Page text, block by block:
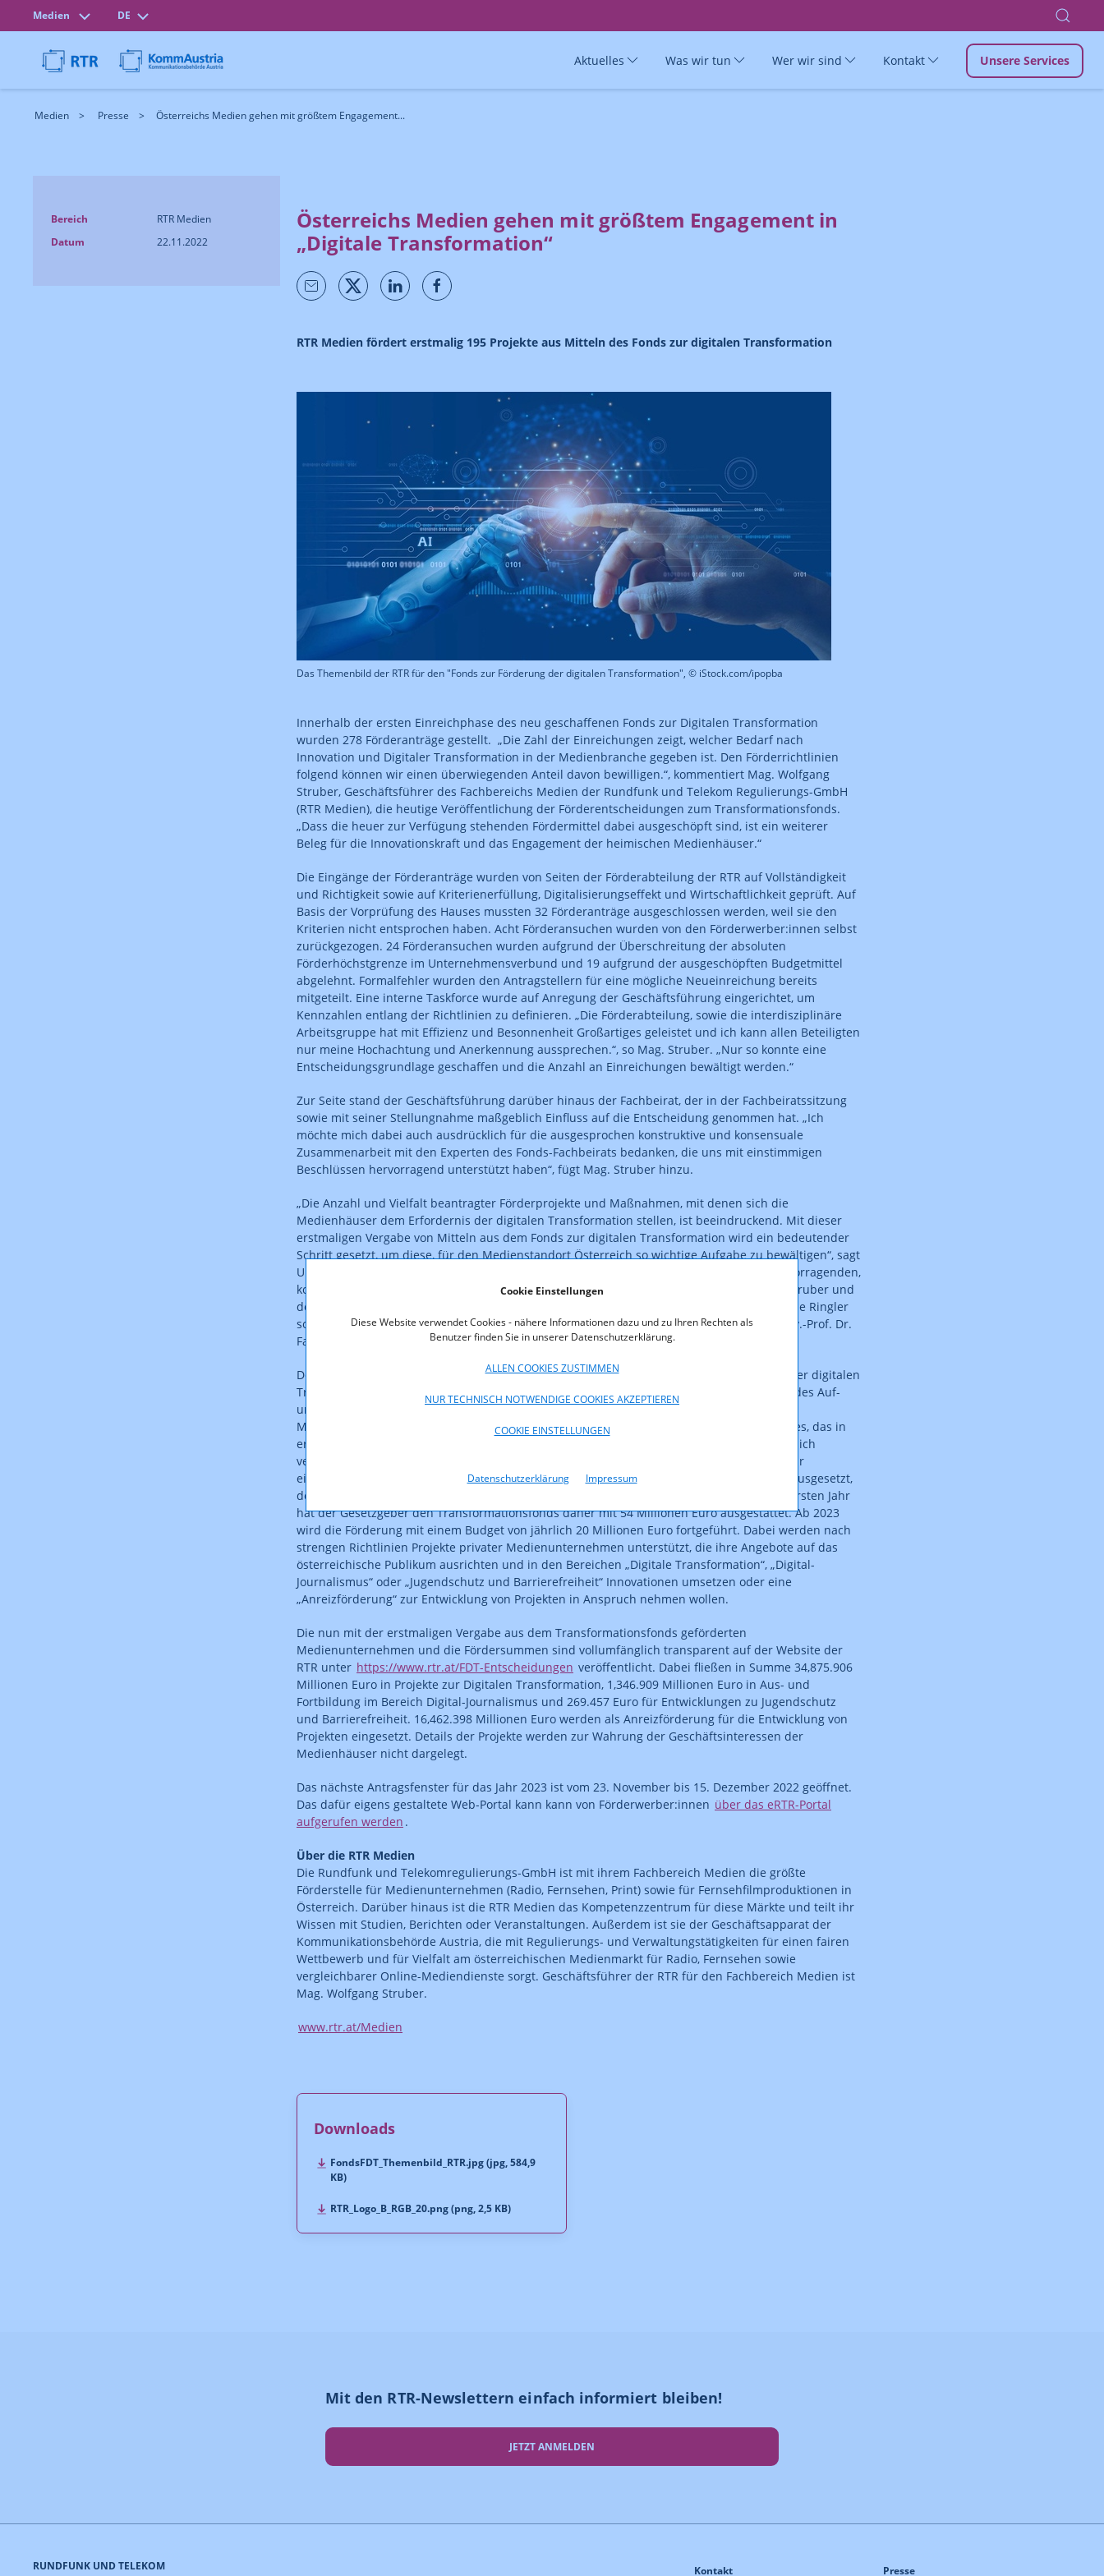
Cookie Einstellungen
Diese Website verwendet Cookies - nähere Informationen dazu und zu Ihren Rechten als
Benutzer finden Sie in unserer Datenschutzerklärung.
ALLEN COOKIES ZUSTIMMEN
NUR TECHNISCH NOTWENDIGE COOKIES AKZEPTIEREN
COOKIE EINSTELLUNGEN
Datenschutzerklärung Impressum
Medien DE
Aktuelles Was wir tun Wer wir sind Kontakt Unsere Services
Medien Presse Österreichs Medien gehen mit größtem Engagement...
Bereich
RTR Medien
Datum
22.11.2022
Österreichs Medien gehen mit größtem Engagement in
„Digitale Transformation“
RTR Medien fördert erstmalig 195 Projekte aus Mitteln des Fonds zur digitalen Transformation
Das Themenbild der RTR für den "Fonds zur Förderung der digitalen Transformation", © iStock.com/ipopba
Innerhalb der ersten Einreichphase des neu geschaffenen Fonds zur Digitalen Transformation
wurden 278 Förderanträge gestellt. „Die Zahl der Einreichungen zeigt, welcher Bedarf nach
Innovation und Digitaler Transformation in der Medienbranche gegeben ist. Den Förderrichtlinien
folgend können wir einen überwiegenden Anteil davon bewilligen.“, kommentiert Mag. Wolfgang
Struber, Geschäftsführer des Fachbereichs Medien der Rundfunk und Telekom Regulierungs-GmbH
(RTR Medien), die heutige Veröffentlichung der Förderentscheidungen zum Transformationsfonds.
„Dass die heuer zur Verfügung stehenden Fördermittel dabei ausgeschöpft sind, ist ein weiterer
Beleg für die Innovationskraft und das Engagement der heimischen Medienhäuser.“
Die Eingänge der Förderanträge wurden von Seiten der Förderabteilung der RTR auf Vollständigkeit
und Richtigkeit sowie auf Kriterienerfüllung, Digitalisierungseffekt und Wirtschaftlichkeit geprüft. Auf
Basis der Vorprüfung des Hauses mussten 32 Förderanträge ausgeschlossen werden, weil sie den
Kriterien nicht entsprochen haben. Acht Förderansuchen wurden von den Förderwerber:innen selbst
zurückgezogen. 24 Förderansuchen wurden aufgrund der Überschreitung der absoluten
Förderhöchstgrenze im Unternehmensverbund und 19 aufgrund der ausgeschöpften Budgetmittel
abgelehnt. Formalfehler wurden den Antragstellern für eine mögliche Neueinreichung bereits
mitgeteilt. Eine interne Taskforce wurde auf Anregung der Geschäftsführung eingerichtet, um
Kennzahlen entlang der Richtlinien zu definieren. „Die Förderabteilung, sowie die interdisziplinäre
Arbeitsgruppe hat mit Effizienz und Besonnenheit Großartiges geleistet und ich kann allen Beteiligten
nur meine Hochachtung und Anerkennung aussprechen.“, so Mag. Struber. „Nur so konnte eine
Entscheidungsgrundlage geschaffen und die Anzahl an Einreichungen bewältigt werden.“
Zur Seite stand der Geschäftsführung darüber hinaus der Fachbeirat, der in der Fachbeiratssitzung
sowie mit seiner Stellungnahme maßgeblich Einfluss auf die Entscheidung genommen hat. „Ich
möchte mich dabei auch ausdrücklich für die ausgesprochen konstruktive und konsensuale
Zusammenarbeit mit den Experten des Fonds-Fachbeirats bedanken, die uns mit einstimmigen
Beschlüssen hervorragend unterstützt haben“, fügt Mag. Struber hinzu.
„Die Anzahl und Vielfalt beantragter Förderprojekte und Maßnahmen, mit denen sich die
Medienhäuser dem Erfordernis der digitalen Transformation stellen, ist beeindruckend. Mit dieser
erstmaligen Vergabe von Mitteln aus dem Fonds zur digitalen Transformation wird ein bedeutender
Schritt gesetzt, um diese, für den Medienstandort Österreich so wichtige Aufgabe zu bewältigen“, sagt
Univ.-Prof. Dr. Markus Fallenböck, Vorsitzender des Fachbeirates. „Mein Dank gilt der hervorragenden,
konstruktiven Zusammenarbeit zwischen dem Team der RTR Medien um Mag. Wolfgang Struber und
den Mitgliedern des Fachbeirats, namentlich der stellvertretenden Vorsitzenden Mag. Marie Ringler
sowie den Beiräten Mag. Amra Ducic, Mag. Helmut Peissl und Mag. Michael Ulrich“, so Univ.-Prof. Dr.
Fallenböck weiter.
Der am 14. April 2022 gesetzlich bei der RTR Medien eingerichtete „Fonds zur Förderung der digitalen
Transformation“ stellt dem österreichischen Medienmarkt staatliche Mittel zur Förderung des Auf-
und Ausbaus des digitalen Angebots und damit zum Erhalt der heimischen Medien- und
Meinungsvielfalt zur Verfügung. Vor dem Hintergrund eines globalen Wettbewerbsumfeldes, das in
erheblichem Maß Wertschöpfung aus dem österreichischen Medienmarkt abzieht, einem sich
verändernden Mediennutzungsverhalten durch die Konsument:innen und der sich spürbar
eintrübenden Konjunkturlage insgesamt, ist die Medienbranche einem Innovationsdruck ausgesetzt,
der im gebotenen Zeitrahmen nicht allein aus dem Markt refinanzierbar ist. Im heurigen ersten Jahr
hat der Gesetzgeber den Transformationsfonds daher mit 54 Millionen Euro ausgestattet. Ab 2023
wird die Förderung mit einem Budget von jährlich 20 Millionen Euro fortgeführt. Dabei werden nach
strengen Richtlinien Projekte privater Medienunternehmen unterstützt, die ihre Angebote auf das
österreichische Publikum ausrichten und in den Bereichen „Digitale Transformation“, „Digital-
Journalismus“ oder „Jugendschutz und Barrierefreiheit“ Innovationen umsetzen oder eine
„Anreizförderung“ zur Entwicklung von Projekten in Anspruch nehmen wollen.
Die nun mit der erstmaligen Vergabe aus dem Transformationsfonds geförderten
Medienunternehmen und die Fördersummen sind vollumfänglich transparent auf der Website der
RTR unter https://www.rtr.at/FDT-Entscheidungen veröffentlicht. Dabei fließen in Summe 34,875.906
Millionen Euro in Projekte zur Digitalen Transformation, 1,346.909 Millionen Euro in Aus- und
Fortbildung im Bereich Digital-Journalismus und 269.457 Euro für Entwicklungen zu Jugendschutz
und Barrierefreiheit. 16,462.398 Millionen Euro werden als Anreizförderung für die Entwicklung von
Projekten eingesetzt. Details der Projekte werden zur Wahrung der Geschäftsinteressen der
Medienhäuser nicht dargelegt.
Das nächste Antragsfenster für das Jahr 2023 ist vom 23. November bis 15. Dezember 2022 geöffnet.
Das dafür eigens gestaltete Web-Portal kann kann von Förderwerber:innen über das eRTR-Portal
aufgerufen werden .
Über die RTR Medien
Die Rundfunk und Telekomregulierungs-GmbH ist mit ihrem Fachbereich Medien die größte
Förderstelle für Medienunternehmen (Radio, Fernsehen, Print) sowie für Fernsehfilmproduktionen in
Österreich. Darüber hinaus ist die RTR Medien das Kompetenzzentrum für diese Märkte und teilt ihr
Wissen mit Studien, Berichten oder Veranstaltungen. Außerdem ist sie der Geschäftsapparat der
Kommunikationsbehörde Austria, die mit Regulierungs- und Verwaltungstätigkeiten für einen fairen
Wettbewerb und für Vielfalt am österreichischen Medienmarkt für Radio, Fernsehen sowie
vergleichbarer Online-Mediendienste sorgt. Geschäftsführer der RTR für den Fachbereich Medien ist
Mag. Wolfgang Struber.
www.rtr.at/Medien
Downloads
FondsFDT_Themenbild_RTR.jpg (jpg, 584,9
KB)
RTR_Logo_B_RGB_20.png (png, 2,5 KB)
Mit den RTR-Newslettern einfach informiert bleiben!
JETZT ANMELDEN
RUNDFUNK UND TELEKOM
Presse
Kontakt